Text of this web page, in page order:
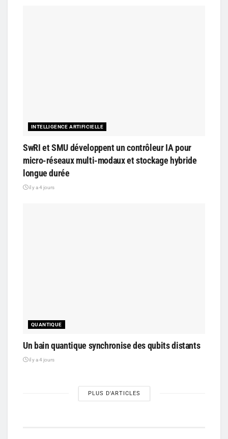
INTELLIGENCE ARTIFICIELLE
SwRI et SMU développent un contrôleur IA pour
micro-réseaux multi-modaux et stockage hybride
longue durée
il y a 4 jours
QUANTIQUE
Un bain quantique synchronise des qubits distants
il y a 4 jours
PLUS D'ARTICLES